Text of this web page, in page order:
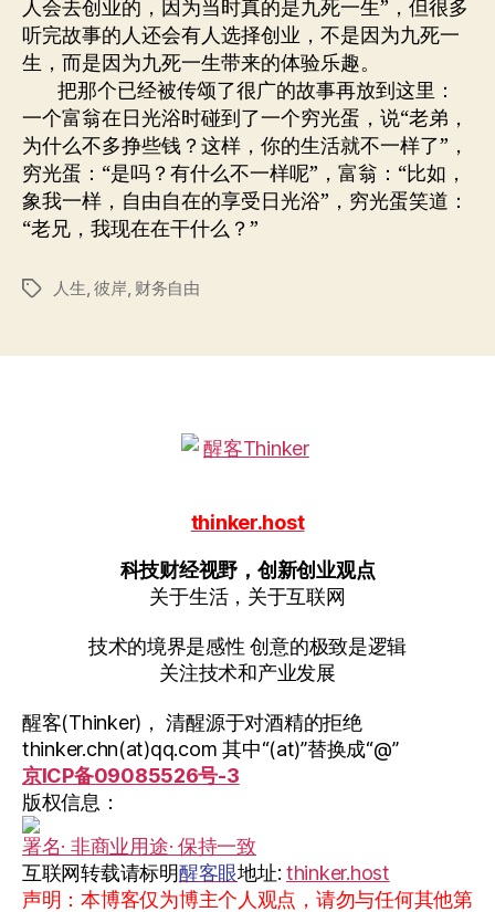
人会去创业的，因为当时真的是九死一生”，但很多
听完故事的人还会有人选择创业，不是因为九死一
生，而是因为九死一生带来的体验乐趣。
把那个已经被传颂了很广的故事再放到这里：
一个富翁在日光浴时碰到了一个穷光蛋，说“老弟，
为什么不多挣些钱？这样，你的生活就不一样了”，
穷光蛋：“是吗？有什么不一样呢”，富翁：“比如，
象我一样，自由自在的享受日光浴”，穷光蛋笑道：
“老兄，我现在在干什么？”
标
人生 彼岸 财务自由
thinker.host
科技财经视野，创新创业观点
关于生活，关于互联网
技术的境界是感性 创意的极致是逻辑
关注技术和产业发展
醒客(Thinker)， 清醒源于对酒精的拒绝
thinker.chn(at)qq.com 其中“(at)”替换成“@”
京ICP备09085526号-3
版权信息：
署名· 非商业用途· 保持一致
互联网转载请标明醒客眼地址: thinker.host
声明：本博客仅为博主个人观点，请勿与任何其他第